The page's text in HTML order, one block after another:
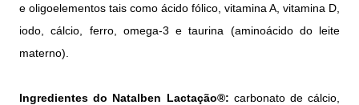
e oligoelementos tais como ácido fólico, vitamina A, vitamina D,
iodo, cálcio, ferro, omega-3 e taurina (aminoácido do leite
materno).
Ingredientes do Natalben Lactação®: carbonato de cálcio,